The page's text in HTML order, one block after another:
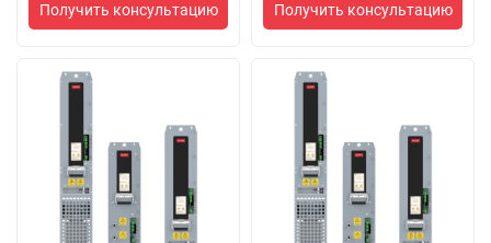
Получить консультацию Получить консультацию